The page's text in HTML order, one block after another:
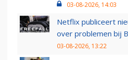
03-08-2026, 14:03
Netflix publiceert
over problemen bij
03-08-2026, 13:22